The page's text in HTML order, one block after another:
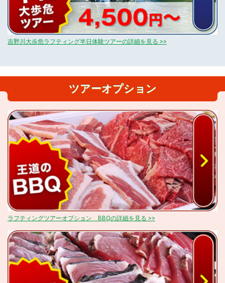
吉野川大歩危ラフティング半日体験ツアーの詳細を見る >>
ツアーオプション
ラフティングツアーオプション BBQの詳細を見る >>